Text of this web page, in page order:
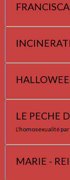
LE PECHE
L'homosexualité
MARIE -